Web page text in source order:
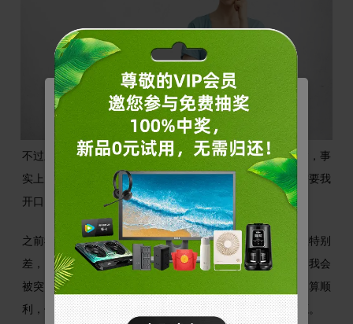
不过虽然我记得多，知道的多，但我并不代表我是一个话痨，事
实上大部分时间我都闭口不言，只有在紧急情况时人们才需要我
开口。
之前我有一个搭档，他叫备份服务器，他还可以，就是记性特别
差，刚把故事转述给我，自己就忘得一干二净了。有时候，我会
被突然叫醒，然后把故事再重新复述给他。我们的合作还算顺
利，但有一个地方我不喜欢——他总是抱怨我占用他的资源。
管理您的Cookie
戴尔使用不同类型的 Cookie 来优化您的体验并启用
某些网站功能，改善您的整体网页浏览体验。请注
意，如果阻止 Cookie，则可能会影响您的网站体
验，并可能对我们可提供的服务或功能造成影响。
基本
允许用户在我们的网站上移动以及提供访问诸如您的
个人资料和购买、登录凭据以及网站其他区域等功能
的访问权限。
营销
用于了解我们网站上的用户行为，并展示与您的兴趣
更相关的广告。
* 点击确认按钮或关闭Cookie弹窗代表您已同意以上内容。
确认